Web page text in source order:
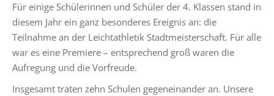
Für einige Schülerinnen und Schüler der 4. Klassen stand in
diesem Jahr ein ganz besonderes Ereignis an: die
Teilnahme an der Leichtathletik Stadtmeisterschaft. Für alle
war es eine Premiere – entsprechend groß waren die
Aufregung und die Vorfreude.
Insgesamt traten zehn Schulen gegeneinander an. Unsere